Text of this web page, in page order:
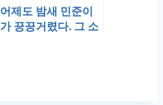
어제도 밤새 민준이
가 끙끙거렸다. 그 소